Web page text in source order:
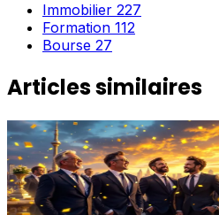
Immobilier 227
Formation 112
Bourse 27
Articles similaires